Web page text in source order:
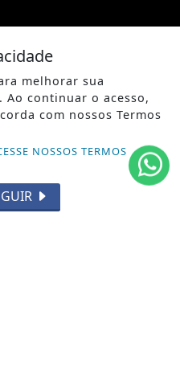
melhorar sua
Ao continuar o acesso,
com nossos Termos
NOSSOS TERMOS